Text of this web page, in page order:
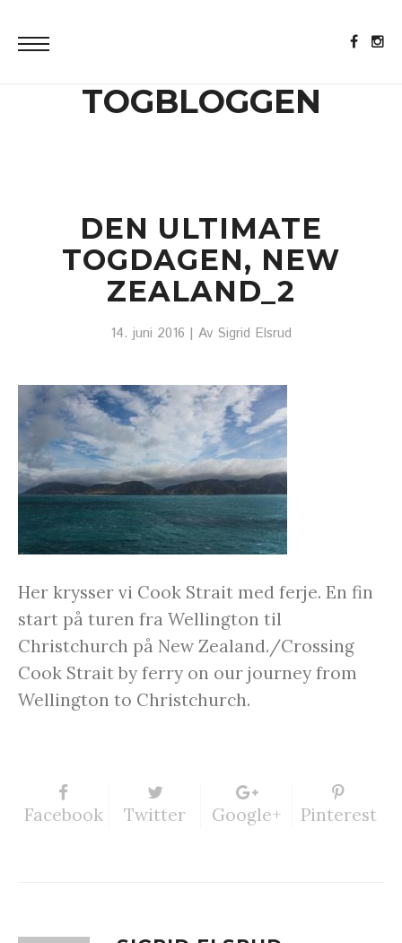
TOGBLOGGEN
DEN ULTIMATE
TOGDAGEN, NEW
ZEALAND_2
14. juni 2016 | Av Sigrid Elsrud
Her krysser vi Cook Strait med ferje. En fin
start på turen fra Wellington til
Christchurch på New Zealand./Crossing
Cook Strait by ferry on our journey from
Wellington to Christchurch.
Facebook Twitter Google+ Pinterest